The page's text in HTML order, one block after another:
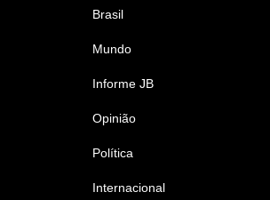
Brasil
Mundo
Informe JB
Opinião
Política
Internacional